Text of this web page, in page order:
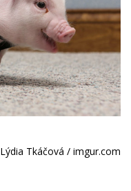
Lýdia Tkáčová / imgur.com